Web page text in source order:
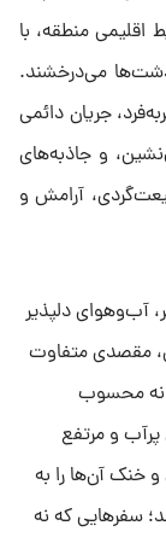
اقلیمی منطقه، با
می‌درخشند.
جریان دائمی
و جاذبه‌های
آرامش و
آب‌وهوای دلپذیر
مقصدی متفاوت
محسوب
و مرتفع
خنک آن‌ها را به
سفرهایی که نه